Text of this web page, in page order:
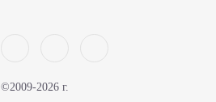
©2009-2026 г.